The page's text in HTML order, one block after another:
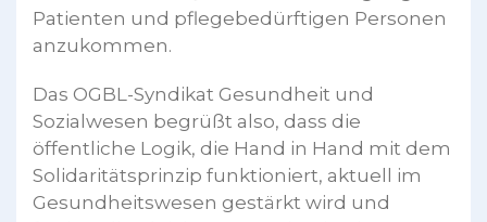
Patienten und pflegebedürftigen Personen
anzukommen.
Das OGBL-Syndikat Gesundheit und
Sozialwesen begrüßt also, dass die
öffentliche Logik, die Hand in Hand mit dem
Solidaritätsprinzip funktioniert, aktuell im
Gesundheitswesen gestärkt wird und